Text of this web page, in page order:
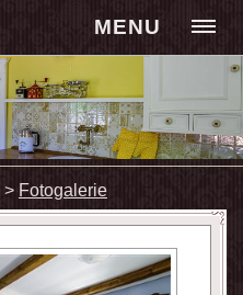
MENU
> Fotogalerie